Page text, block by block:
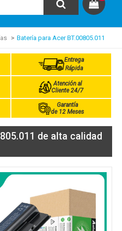
Batería para Acer BT.00805.011
Entrega
Rápida
Atención al
Cliente 24/7
Garantía
de 12 Meses
de alta calidad